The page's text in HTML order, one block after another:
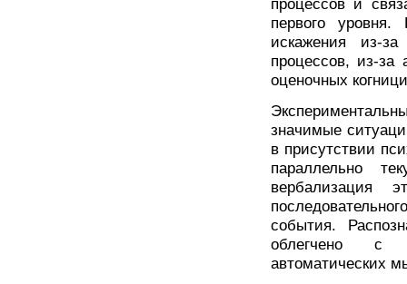
процессов и
первого
искажения из-
процессов, из-за
оценочных
значимые
в присутствии
параллельно
вербализация
события.
облегчено с
автоматических